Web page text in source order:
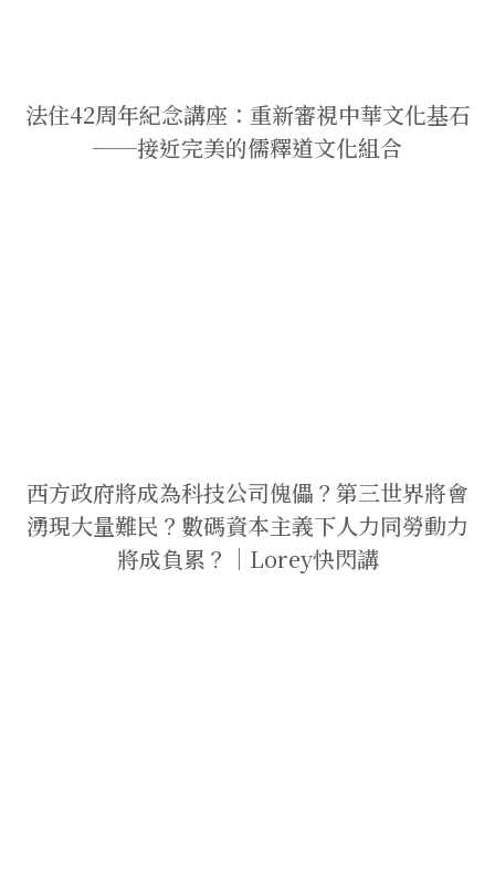
法住42周年紀念講座：重新審視中華文化基石
──接近完美的儒釋道文化組合
西方政府將成為科技公司傀儡？第三世界將會
湧現大量難民？數碼資本主義下人力同勞動力
將成負累？｜Lorey快閃講